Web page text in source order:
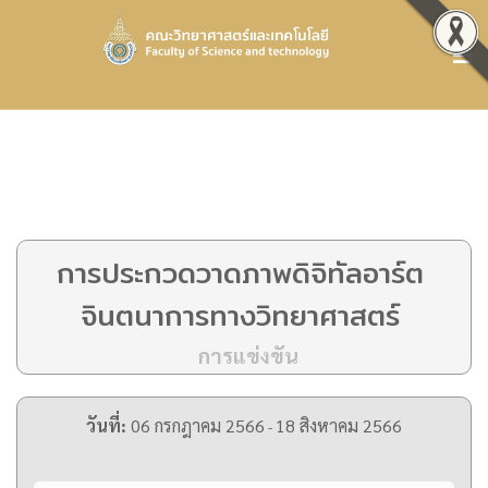
การประกวดวาดภาพดิจิทัลอาร์ต
จินตนาการทางวิทยาศาสตร์
การแข่งขัน
วันที่: 06 กรกฎาคม 2566 - 18 สิงหาคม 2566